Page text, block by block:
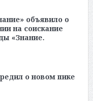
объявило о
на соискание
«Знание.
о новом пике